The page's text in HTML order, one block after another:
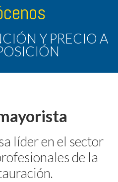
Y PRECIO A
líder en el sector
de la